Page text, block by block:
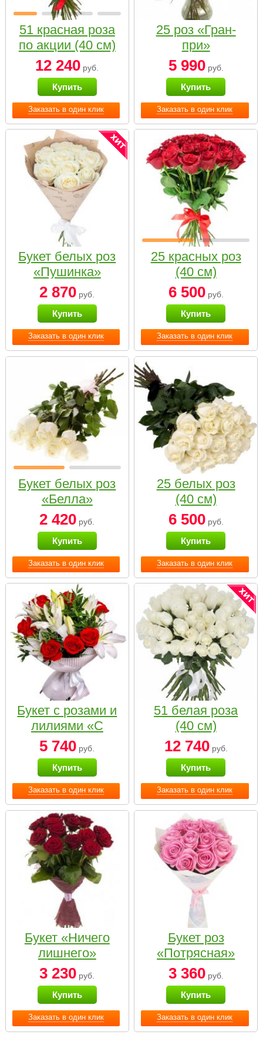
Заказать в один клик
51 красная роза
по акции (40 см)
12 240 руб.
Купить
Заказать в один клик
25 роз «Гран-
при»
5 990руб.
Купить
Заказать в один клик
Букет белых роз
«Пушинка»
2 870 руб.
Купить
Заказать в один клик
25 красных роз
(40 см)
6 500руб.
Купить
Заказать в один клик
Букет белых роз
«Белла»
2 420 руб.
Купить
Заказать в один клик
25 белых роз
(40 см)
6 500руб.
Купить
Заказать в один клик
Букет с розами и
лилиями «С
наилучшими
пожеланиями»
5 740 руб.
Купить
Заказать в один клик
51 белая роза
(40 см)
12 740руб.
Купить
Заказать в один клик
Букет «Ничего
лишнего»
3 230 руб.
Купить
Заказать в один клик
Букет роз
«Потрясная»
3 360руб.
Купить